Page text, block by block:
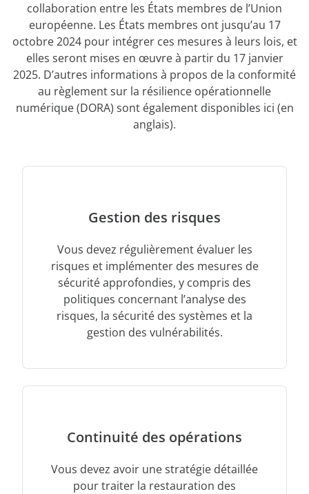
collaboration entre les États membres de l’Union
européenne. Les États membres ont jusqu’au 17
octobre 2024 pour intégrer ces mesures à leurs lois, et
elles seront mises en œuvre à partir du 17 janvier
2025. D’autres informations à propos de la conformité
au règlement sur la résilience opérationnelle
numérique (DORA) sont également disponibles ici (en
anglais).
Gestion des risques
Vous devez régulièrement évaluer les
risques et implémenter des mesures de
sécurité approfondies, y compris des
politiques concernant l’analyse des
risques, la sécurité des systèmes et la
gestion des vulnérabilités.
Continuité des opérations
Vous devez avoir une stratégie détaillée
pour traiter la restauration des